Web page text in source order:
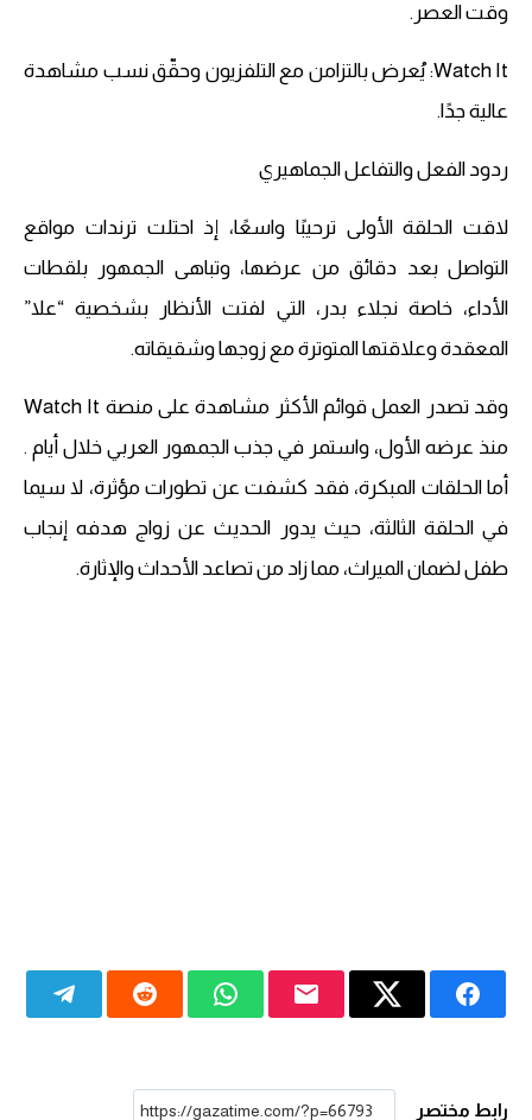
وقت العصر.
Watch It: يُعرض بالتزامن مع التلفزيون وحقّق نسب مشاهدة
عالية جدًا.
ردود الفعل والتفاعل الجماهيري
لاقت الحلقة الأولى ترحيبًا واسعًا، إذ احتلت ترندات مواقع
التواصل بعد دقائق من عرضها، وتباهى الجمهور بلقطات
الأداء، خاصة نجلاء بدر، التي لفتت الأنظار بشخصية “علا”
المعقدة وعلاقتها المتوترة مع زوجها وشقيقاته.
وقد تصدر العمل قوائم الأكثر مشاهدة على منصة Watch It
منذ عرضه الأول، واستمر في جذب الجمهور العربي خلال أيام .
أما الحلقات المبكرة، فقد كشفت عن تطورات مؤثرة، لا سيما
في الحلقة الثالثة، حيث يدور الحديث عن زواج هدفه إنجاب
طفل لضمان الميراث، مما زاد من تصاعد الأحداث والإثارة.
رابط مختصر